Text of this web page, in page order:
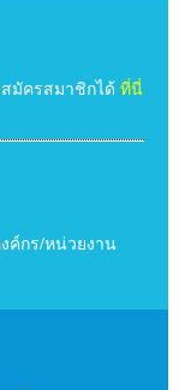
มัครสมาชิกได้ ที่นี่
ค์กร/หน่วยงาน